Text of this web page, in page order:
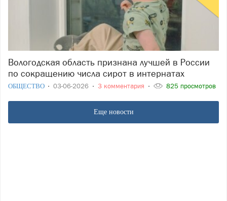
Вологодская область признана лучшей в России
по сокращению числа сирот в интернатах
ОБЩЕСТВО 03-06-2026 3 комментария 825 просмотров
Еще новости